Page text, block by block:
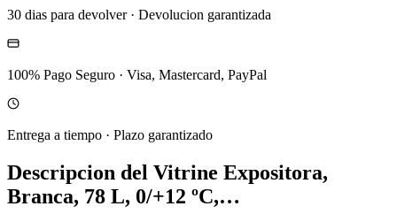
30 dias para devolver· Devolucion garantizada
100% Pago Seguro · Visa, Mastercard, PayPal
Entrega a tiempo · Plazo garantizado
Descripcion del Vitrine Expositora,
Branca, 78 L, 0/+12 ºC,…